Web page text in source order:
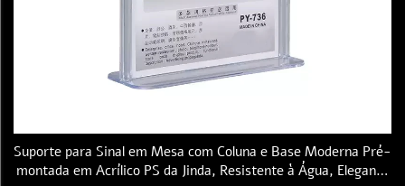
Suporte para Sinal em Mesa com Coluna e Base Moderna Pré-
montada em Acrílico PS da Jinda, Resistente à Água, Elegante